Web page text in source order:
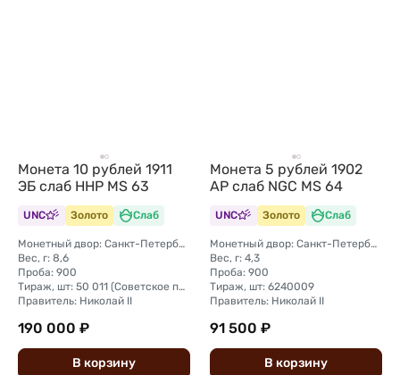
Монета 10 рублей 1911
ЭБ слаб ННР MS 63
UNC Золото Слаб
Монетный двор: Санкт-Петербургский монетный двор
Вес, г: 8,6
Проба: 900
Тираж, шт: 50 011 (Советское правительство с декабря 1925 г. по март 1926 г. отчеканило 2 011 000 10-ти рублевого достоинства царского образца, предположительно штемпелями 1911 г.)
Правитель: Николай II
190 000 ₽
В корзину
Монета 5 рублей 1902
АР слаб NGC MS 64
UNC Золото Слаб
Монетный двор: Санкт-Петербургский монетный двор
Вес, г: 4,3
Проба: 900
Тираж, шт: 6240009
Правитель: Николай II
91 500 ₽
В корзину